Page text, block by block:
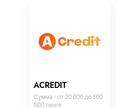
ACREDIT
Сумма - от 20 000 до 300
000 тенге